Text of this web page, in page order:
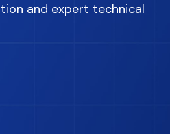
and expert technical